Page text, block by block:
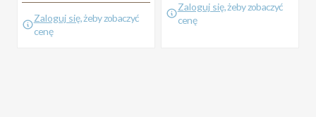
Zaloguj się, żeby zobaczyć
cenę
Zaloguj się, żeby zobaczyć
cenę